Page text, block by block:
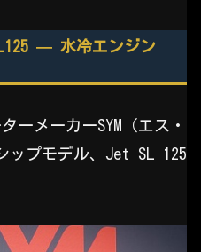
— 水冷エンジン
ーメーカーSYM（エス・
ップモデル、Jet SL 125